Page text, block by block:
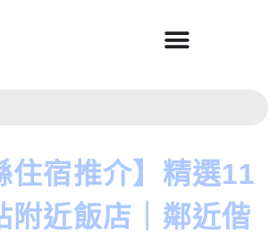
住宿推介】精選11
附近飯店｜鄰近偕